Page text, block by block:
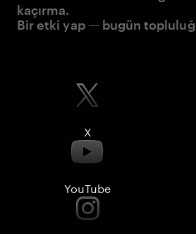
kaçırma.
Bir etki yap — bugün
X
YouTube